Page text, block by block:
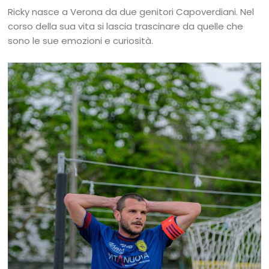
Ricky nasce a Verona da due genitori Capoverdiani. Nel
corso della sua vita si lascia trascinare da quelle che
sono le sue emozioni e curiosità.